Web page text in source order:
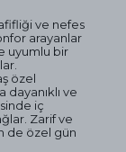
ve nefes
arayanlar
uyumlu bir
özel
ve
iç
Zarif ve
de özel gün